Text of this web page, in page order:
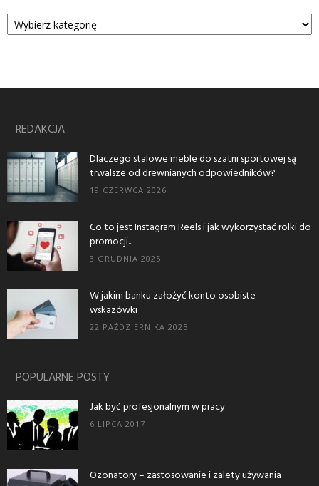
Kategorie
REDAKCJA
Dlaczego stalowe meble do szatni sportowej są
trwalsze od drewnianych odpowiedników?
19 CZERWCA 2026
Co to jest Instagram Reels i jak wykorzystać rolki do
promocji...
3 GRUDNIA 2025
W jakim banku założyć konto osobiste –
wskazówki
22 PAŹDZIERNIKA 2025
POPULARNE POSTY
Jak być profesjonalnym w pracy
6 LIPCA 2017
Ozonatory – zastosowanie i zalety używania